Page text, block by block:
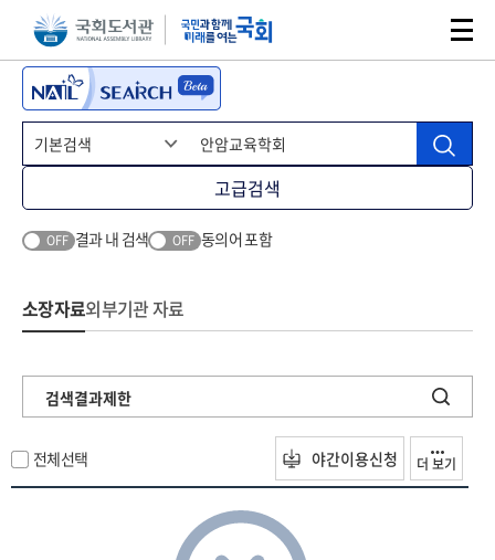
본문 바로가기주메뉴 바로가기
고급검색
OFF 결과 내 검색 OFF 동의어 포함
소장자료외부기관 자료
검색결과제한
전체선택 야간이용신청 더 보기